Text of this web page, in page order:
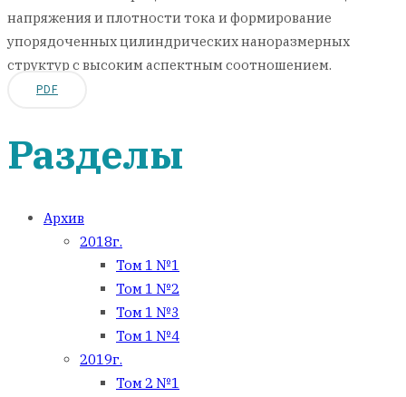
напряжения и плотности тока и формирование
упорядоченных цилиндрических наноразмерных
структур с высоким аспектным соотношением.
PDF
Разделы
Архив
2018г.
Том 1 №1
Том 1 №2
Том 1 №3
Том 1 №4
2019г.
Том 2 №1